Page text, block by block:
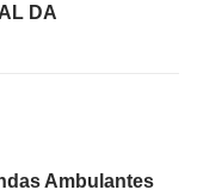
DA
Ambulantes